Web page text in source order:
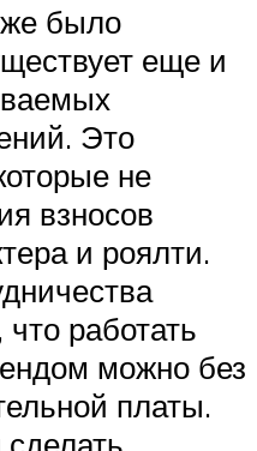
было
еще и
Это
не
взносов
и роялти.
работать
можно без
платы.